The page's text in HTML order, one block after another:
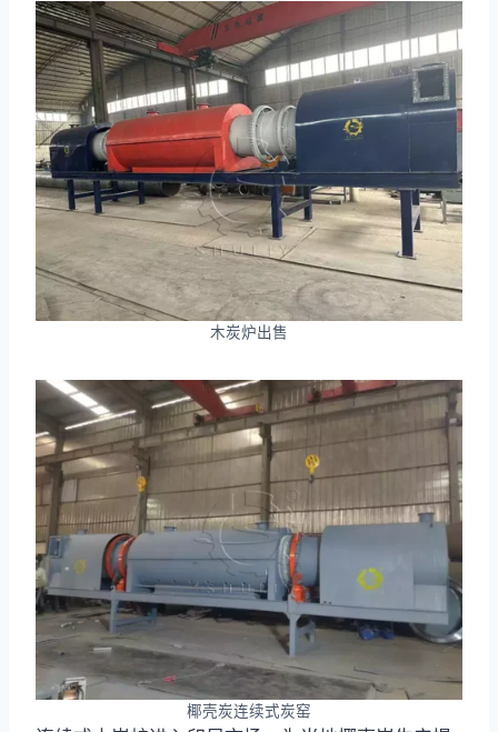
木炭炉出售
椰壳炭连续式炭窑